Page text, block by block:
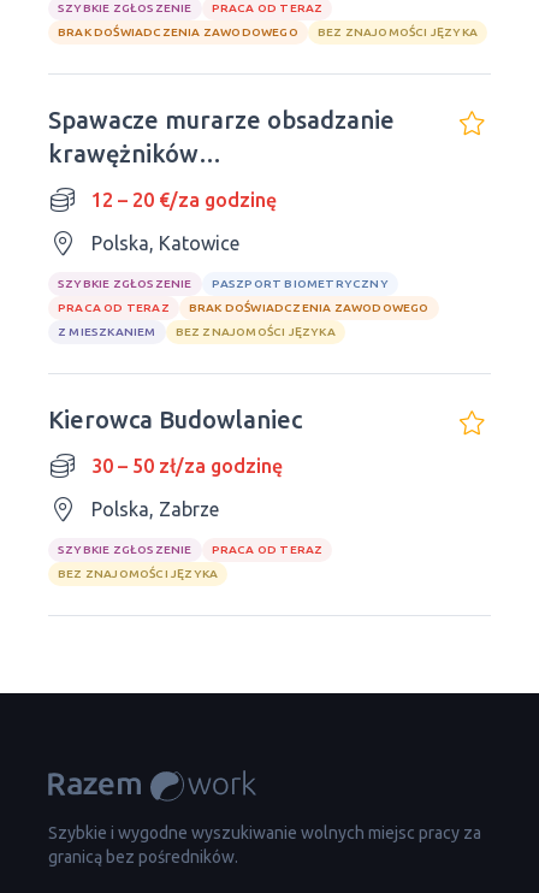
SZYBKIE ZGŁOSZENIE
PRACA OD TERAZ
BRAK DOŚWIADCZENIA ZAWODOWEGO
BEZ ZNAJOMOŚCI JĘZYKA
Spawacze murarze obsadzanie
krawężników
Polska/Niemcy/Holand
12 – 20 €/za godzinę
Polska, Katowice
SZYBKIE ZGŁOSZENIE
PASZPORT BIOMETRYCZNY
PRACA OD TERAZ
BRAK DOŚWIADCZENIA ZAWODOWEGO
Z MIESZKANIEM
BEZ ZNAJOMOŚCI JĘZYKA
Kierowca Budowlaniec
30 – 50 zł/za godzinę
Polska, Zabrze
SZYBKIE ZGŁOSZENIE
PRACA OD TERAZ
BEZ ZNAJOMOŚCI JĘZYKA
Szybkie i wygodne wyszukiwanie wolnych miejsc pracy za
granicą bez pośredników.